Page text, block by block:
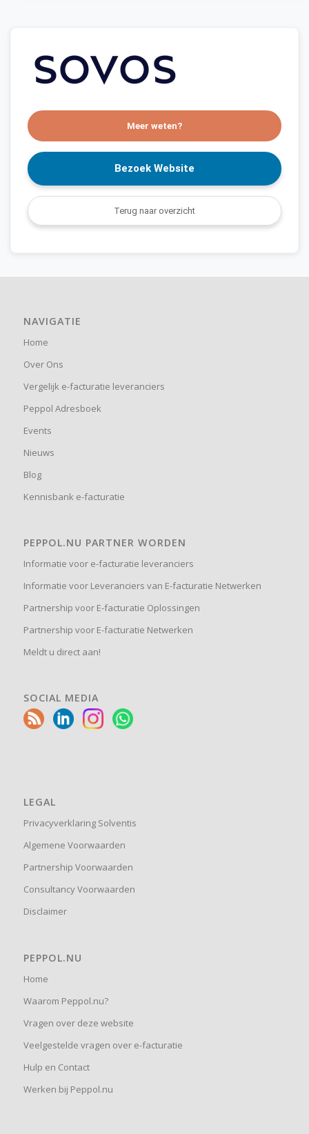
Bezoek Website
Meer weten?
Terug naar overzicht
NAVIGATIE
Home
Over Ons
Vergelijk e-facturatie leveranciers
Peppol Adresboek
Events
Nieuws
Blog
Kennisbank e-facturatie
PEPPOL.NU PARTNER WORDEN
Informatie voor e-facturatie leveranciers
Informatie voor Leveranciers van E-facturatie Netwerken
Partnership voor E-facturatie Oplossingen
Partnership voor E-facturatie Netwerken
Meldt u direct aan!
SOCIAL MEDIA
LEGAL
Privacyverklaring Solventis
Algemene Voorwaarden
Partnership Voorwaarden
Consultancy Voorwaarden
Disclaimer
PEPPOL.NU
Home
Waarom Peppol.nu?
Vragen over deze website
Veelgestelde vragen over e-facturatie
Hulp en Contact
Werken bij Peppol.nu